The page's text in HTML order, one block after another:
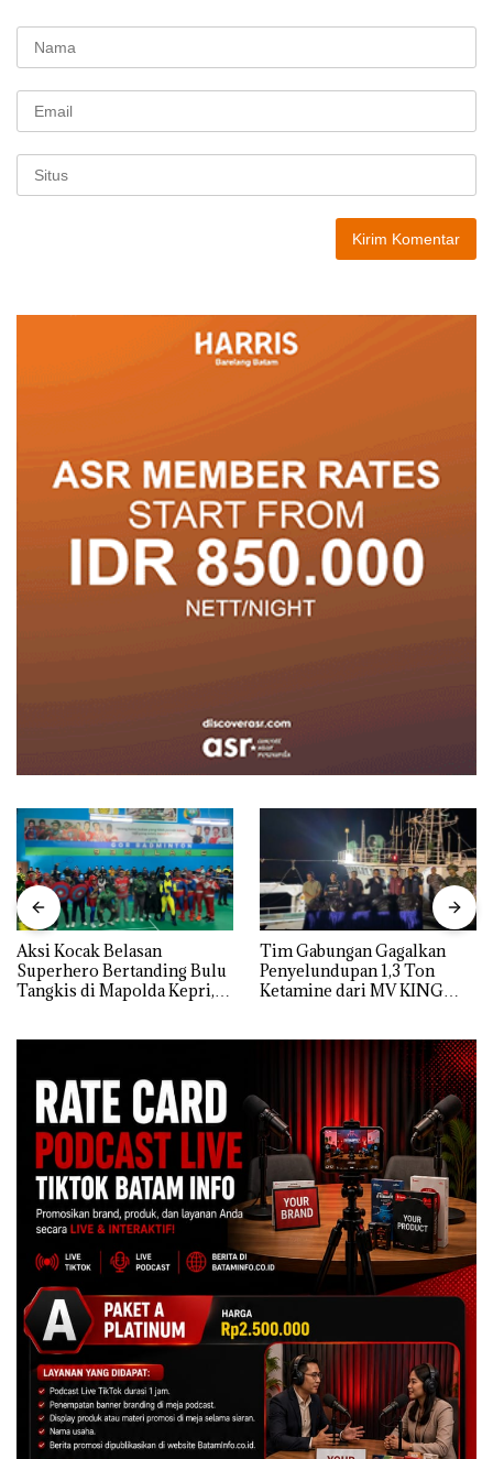
Aksi Kocak Belasan
Superhero Bertanding Bulu
Tangkis di Mapolda Kepri,
Tim Gabungan Gagalkan
Penyelundupan 1,3 Ton
Ketamine dari MV KING